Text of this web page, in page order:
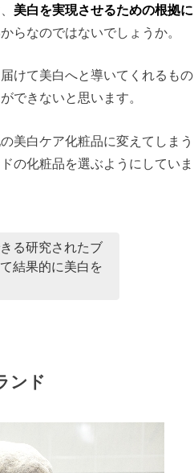
美白を実現させるための根拠に
らなのではないでしょうか。
けて美白へと導いてくれるもの
できないと思います。
美白ケア化粧品に変えてしまう
の化粧品を選ぶようにしていま
る研究されたブ
結果的に美白を
ンド